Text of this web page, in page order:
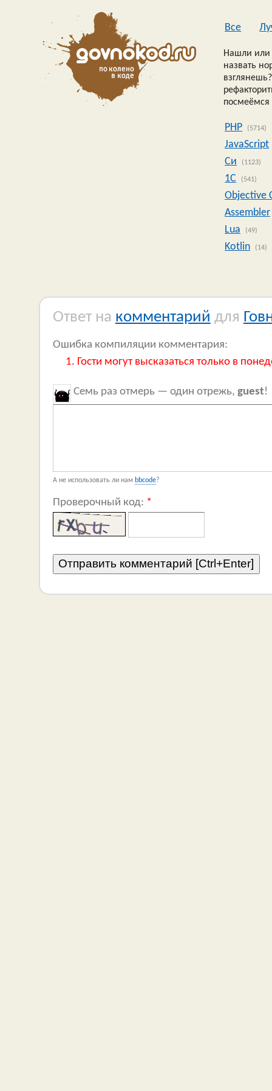
Все
Нашли или
назвать
посмеёмся
PHP (5714)
JavaScript
Си
(1123)
1C (541)
Objective
Assembler
Lua
(49)
Kotlin (14)
Ответ на комментарий для
Ошибка компиляции комментария:
Гости могут высказаться только в
Семь раз отмерь — один отрежь, guest!
А не использовать ли нам bbcode?
Проверочный код: *